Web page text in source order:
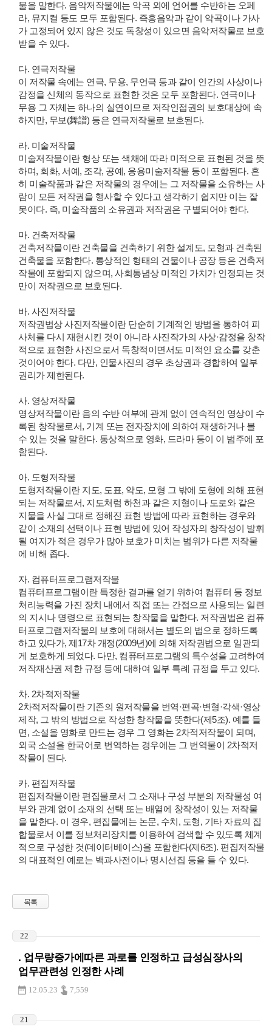
물을 말한다. 음악저작물에는 악곡 외에 언어를 수반하는 오페
라, 뮤지컬 등도 모두 포함된다. 즉흥음악과 같이 악곡이나 가사
가 고정되어 있지 않은 것도 독창성이 있으면 음악저작물로 보호
받을 수 있다.
다. 연극저작물
이 저작물 속에는 연극, 무용, 무언극 등과 같이 인간의 사상이나
감정을 신체의 동작으로 표현한 것은 모두 포함된다. 연극이나
무용 그 자체는 하나의 실연이므로 저작인접권의 보호대상에 속
하지만, 무보(舞譜) 등은 연극저작물로 보호된다.
라. 미술저작물
미술저작물이란 형상 또는 색채에 따라 미적으로 표현된 것을 뜻
하며, 회화, 서예, 조각, 공예, 응용미술저작물 등이 포함된다. 흔
히 미술작품과 같은 저작물의 경우에는 그 저작물을 소유하는 사
람이 모든 저작권을 행사할 수 있다고 생각하기 쉽지만 이는 잘
못이다. 즉, 미술작품의 소유권과 저작권은 구별되어야 한다.
마. 건축저작물
건축저작물이란 건축물을 건축하기 위한 설계도, 모형과 건축된
건축물을 포함한다. 통상적인 형태의 건물이나 공장 등은 건축저
작물에 포함되지 않으며, 사회통념상 미적인 가치가 인정되는 것
만이 저작권으로 보호된다.
바. 사진저작물
저작권법상 사진저작물이란 단순히 기계적인 방법을 통하여 피
사체를 다시 재현시킨 것이 아니라 사진작가의 사상·감정을 창작
적으로 표현한 사진으로서 독창적이면서도 미적인 요소를 갖춘
것이어야 한다. 다만, 인물사진의 경우 초상권과 경합하여 일부
권리가 제한된다.
사. 영상저작물
영상저작물이란 음의 수반 여부에 관계 없이 연속적인 영상이 수
록된 창작물로서, 기계 또는 전자장치에 의하여 재생하거나 볼
수 있는 것을 말한다. 통상적으로 영화, 드라마 등이 이 범주에 포
함된다.
아. 도형저작물
도형저작물이란 지도, 도표, 약도, 모형 그 밖에 도형에 의해 표현
되는 저작물로서, 지도처럼 하천과 같은 지형이나 도로와 같은
지물을 사실 그대로 정해진 표현 방법에 따라 표현하는 경우와
같이 소재의 선택이나 표현 방법에 있어 작성자의 창작성이 발휘
될 여지가 적은 경우가 많아 보호가 미치는 범위가 다른 저작물
에 비해 좁다.
자. 컴퓨터프로그램저작물
컴퓨터프로그램이란 특정한 결과를 얻기 위하여 컴퓨터 등 정보
처리능력을 가진 장치 내에서 직접 또는 간접으로 사용되는 일련
의 지시나 명령으로 표현되는 창작물을 말한다. 저작권법은 컴퓨
터프로그램저작물의 보호에 대해서는 별도의 법으로 정하도록
하고 있다가, 제17차 개정(2009년)에 의해 저작권법으로 일관되
게 보호하게 되었다. 다만, 컴퓨터프로그램의 특수성을 고려하여
저작재산권 제한 규정 등에 대하여 일부 특례 규정을 두고 있다.
차. 2차적저작물
2차적저작물이란 기존의 원저작물을 번역·편곡·변형·각색·영상
제작, 그 밖의 방법으로 작성한 창작물을 뜻한다(제5조). 예를 들
면, 소설을 영화로 만드는 경우 그 영화는 2차적저작물이 되며,
외국 소설을 한국어로 번역하는 경우에는 그 번역물이 2차적저
작물이 된다.
카. 편집저작물
편집저작물이란 편집물로서 그 소재나 구성 부분의 저작물성 여
부와 관계 없이 소재의 선택 또는 배열에 창작성이 있는 저작물
을 말한다. 이 경우, 편집물에는 논문, 수치, 도형, 기타 자료의 집
합물로서 이를 정보처리장치를 이용하여 검색할 수 있도록 체계
적으로 구성한 것(데이터베이스)을 포함한다(제6조). 편집저작물
의 대표적인 예로는 백과사전이나 명시선집 등을 들 수 있다.
목록
22
. 업무량증가에따른 과로를 인정하고 급성심장사의
업무관련성 인정한 사례
12.05.23 7,559
21